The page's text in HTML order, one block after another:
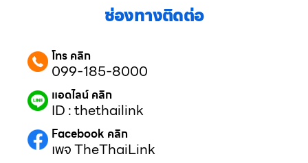
ช่องทางติดต่อ
โทร คลิก
099-185-8000
แอดไลน์ คลิก
ID : thethailink
Facebook คลิก
เพจ TheThaiLink